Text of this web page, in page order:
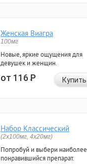
Женская Виагра
100мг
Новые, яркие ощущения для
девушек и женщин.
от 116Р Купить
Набор Классический
(2x100мг, 4x20мг)
Попробуй и выбери наиболее
понравившийся препарат.